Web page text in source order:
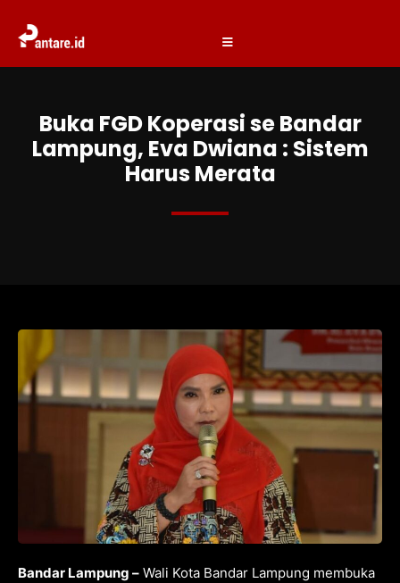
Buka FGD Koperasi se Bandar
Lampung, Eva Dwiana : Sistem
Harus Merata
Bandar Lampung – Wali Kota Bandar Lampung membuka